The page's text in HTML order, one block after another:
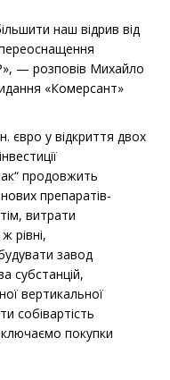
наш відрив від
— розповів Михайло
«Комерсант»
євро у відкриття двох
продовжить
препаратів-
витрати
рівні,
завод
субстанцій,
вертикальної
собівартість
покупки